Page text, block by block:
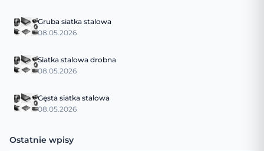
Gruba siatka stalowa
08.05.2026
Siatka stalowa drobna
08.05.2026
Gęsta siatka stalowa
08.05.2026
Ostatnie wpisy